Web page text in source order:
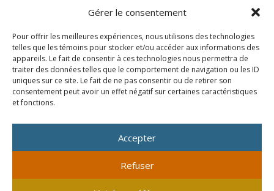
Gérer le consentement
Pour offrir les meilleures expériences, nous utilisons des technologies
telles que les témoins pour stocker et/ou accéder aux informations des
appareils. Le fait de consentir à ces technologies nous permettra de
traiter des données telles que le comportement de navigation ou les ID
uniques sur ce site. Le fait de ne pas consentir ou de retirer son
consentement peut avoir un effet négatif sur certaines caractéristiques
et fonctions.
Accepter
Refuser
Très-Saint-Rédempteur
Téléphone : (450) 451-5203
Direction générale :
dir@tressaintredempteur.ca
© 2026 Tous droits réservés. Municipalité de Très-Saint-